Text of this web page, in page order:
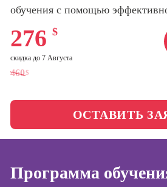
Школа актерского
мастерства
Школа бизнеса и
управления
Фотошкола
Школа медиа
обучения с помощью
460$
276 $
скидка до 7 Августа
ОСТАВИТЬ
Программа